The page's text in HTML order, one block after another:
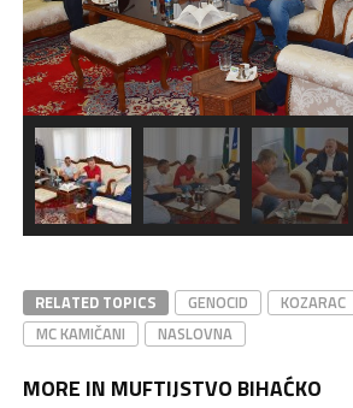
RELATED TOPICS GENOCID
KOZARAC
MC KAMIČANI
NASLOVNA
MORE IN MUFTIJSTVO BIHAĆKO